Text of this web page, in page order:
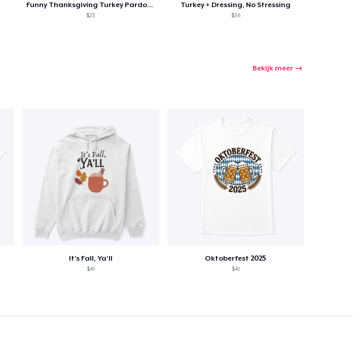
Funny Thanksgiving Turkey Pardon Tee
$23
Turkey + Dressing, No Stressing
$36
Bekijk meer
It’s Fall, Ya’ll
$41
Oktoberfest 2025
$41